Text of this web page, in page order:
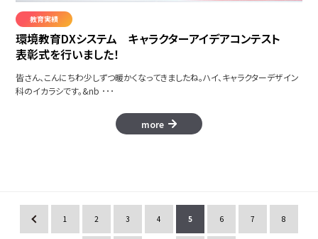
教育実績
環境教育DXシステム キャラクターアイデアコンテスト
表彰式を行いました！
皆さん、こんにちわ少しずつ暖かくなってきましたね。ハイ、キャラクターデザイン
科のイカラシです。&nb ･･･
more
« 1 2 3 4 5 6 7 8